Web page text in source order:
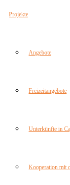
Projekte
Angebote
Freizeitangebote
Unterkünfte in
Kooperation mit